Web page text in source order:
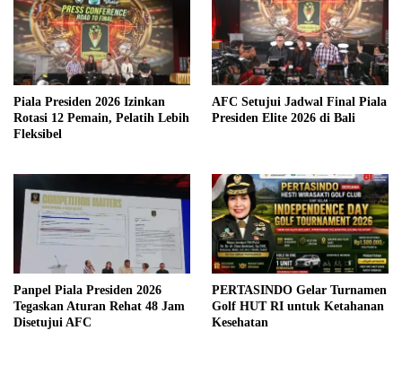
Piala Presiden 2026 Izinkan
Rotasi 12 Pemain, Pelatih Lebih
Fleksibel
AFC Setujui Jadwal Final Piala
Presiden Elite 2026 di Bali
Panpel Piala Presiden 2026
Tegaskan Aturan Rehat 48 Jam
Disetujui AFC
PERTASINDO Gelar Turnamen
Golf HUT RI untuk Ketahanan
Kesehatan